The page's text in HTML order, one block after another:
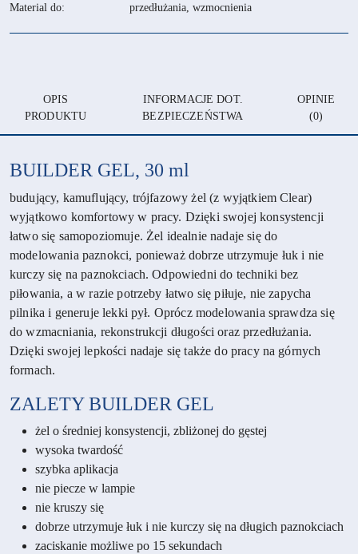
Material do: przedłużania, wzmocnienia
OPIS
PRODUKTU
INFORMACJE DOT.
BEZPIECZEŃSTWA
OPINIE
(0)
BUILDER GEL, 30 ml
budujący, kamuflujący, trójfazowy żel (z wyjątkiem Clear)
wyjątkowo komfortowy w pracy. Dzięki swojej konsystencji
łatwo się samopoziomuje. Żel idealnie nadaje się do
modelowania paznokci, ponieważ dobrze utrzymuje łuk i nie
kurczy się na paznokciach. Odpowiedni do techniki bez
piłowania, a w razie potrzeby łatwo się piłuje, nie zapycha
pilnika i generuje lekki pył. Oprócz modelowania sprawdza się
do wzmacniania, rekonstrukcji długości oraz przedłużania.
Dzięki swojej lepkości nadaje się także do pracy na górnych
formach.
ZALETYBUILDER GEL
żel o średniej konsystencji, zbliżonej do gęstej
wysoka twardość
szybka aplikacja
nie piecze w lampie
nie kruszy się
dobrze utrzymuje łuk i nie kurczy się na długich paznokciach
zaciskanie możliwe po 15 sekundach